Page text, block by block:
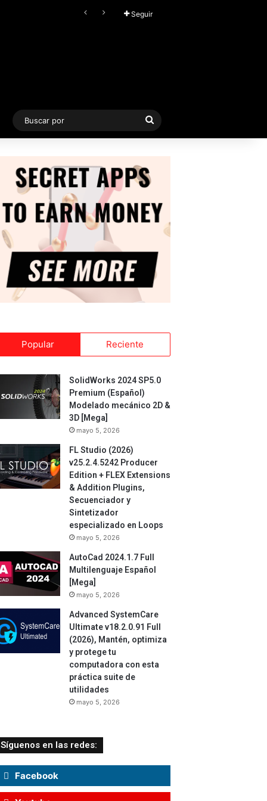
Seguir
Buscar
por
Popular Reciente
SolidWorks 2024 SP5.0
Premium (Español)
Modelado mecánico 2D &
3D [Mega]
mayo 5, 2026
FL Studio (2026)
v25.2.4.5242 Producer
Edition + FLEX Extensions
& Addition Plugins,
Secuenciador y
Sintetizador
especializado en Loops
mayo 5, 2026
AutoCad 2024.1.7 Full
Multilenguaje Español
[Mega]
mayo 5, 2026
Advanced SystemCare
Ultimate v18.2.0.91 Full
(2026), Mantén, optimiza
y protege tu
computadora con esta
práctica suite de
utilidades
mayo 5, 2026
Síguenos en las redes:
Facebook